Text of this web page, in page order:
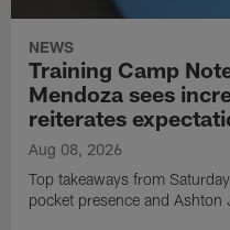
NEWS
Training Camp
Mendoza sees
reiterates
Aug 08, 2026
Top takeaways from
pocket presence and